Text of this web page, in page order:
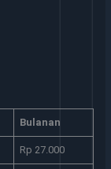
Bulanan
Rp 27.000